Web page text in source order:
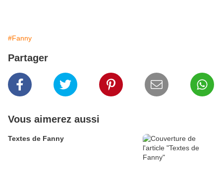
#Fanny
Partager
Vous aimerez aussi
Textes de Fanny